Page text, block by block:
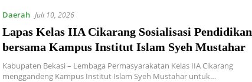
Daerah Juli 10, 2026
Lapas Kelas IIA Cikarang Sosialisasi Pendidikan
bersama Kampus Institut Islam Syeh Mustahar
Kabupaten Bekasi – Lembaga Permasyarakatan Kelas IIA Cikarang
menggandeng Kampus Institut Islam Syeh Mustahar untuk…